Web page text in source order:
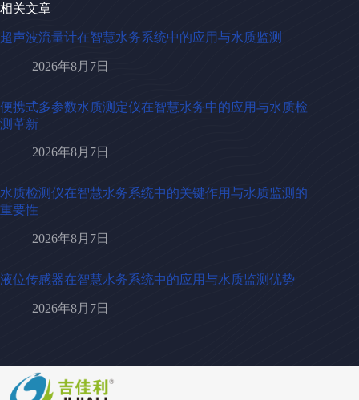
相关文章
超声波流量计在智慧水务系统中的应用与水质监测
2026年8月7日
便携式多参数水质测定仪在智慧水务中的应用与水质检
测革新
2026年8月7日
水质检测仪在智慧水务系统中的关键作用与水质监测的
重要性
2026年8月7日
液位传感器在智慧水务系统中的应用与水质监测优势
2026年8月7日